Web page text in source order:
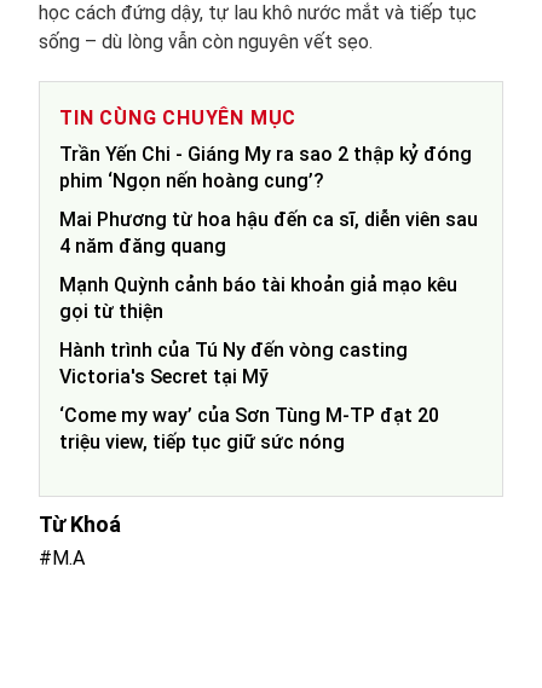
học cách đứng dậy, tự lau khô nước mắt và tiếp tục
sống – dù lòng vẫn còn nguyên vết sẹo.
TIN CÙNG CHUYÊN MỤC
Trần Yến Chi - Giáng My ra sao 2 thập kỷ đóng
phim ‘Ngọn nến hoàng cung’?
Mai Phương từ hoa hậu đến ca sĩ, diễn viên sau
4 năm đăng quang
Mạnh Quỳnh cảnh báo tài khoản giả mạo kêu
gọi từ thiện
Hành trình của Tú Ny đến vòng casting
Victoria's Secret tại Mỹ
‘Come my way’ của Sơn Tùng M-TP đạt 20
triệu view, tiếp tục giữ sức nóng
Từ Khoá
#M.A